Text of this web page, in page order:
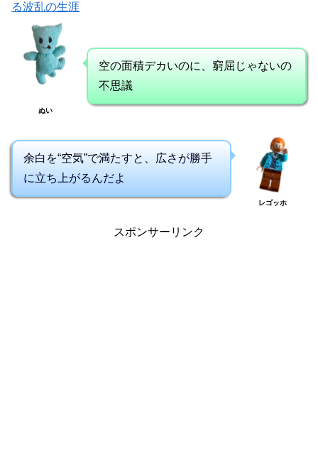
る波乱の生涯
ぬい
空の面積デカいのに、窮屈じゃないの
不思議
余白を“空気”で満たすと、広さが勝手
に立ち上がるんだよ
レゴッホ
スポンサーリンク